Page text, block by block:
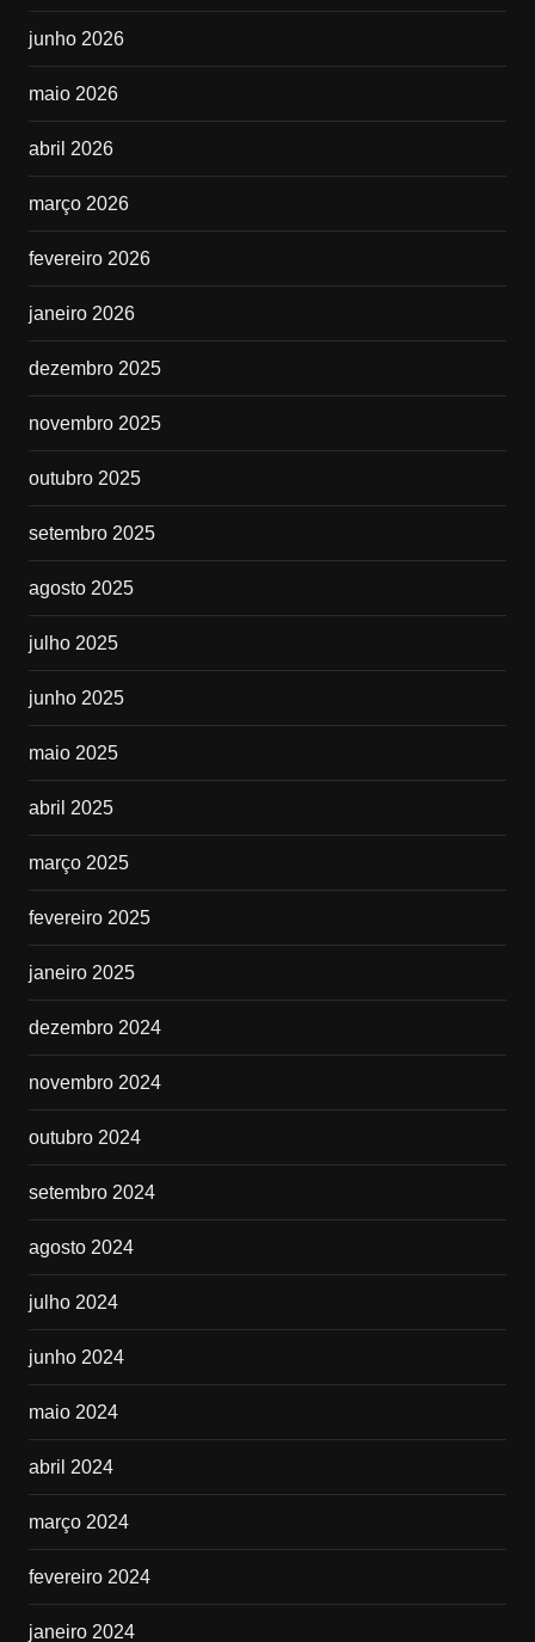
junho 2026
maio 2026
abril 2026
março 2026
fevereiro 2026
janeiro 2026
dezembro 2025
novembro 2025
outubro 2025
setembro 2025
agosto 2025
julho 2025
junho 2025
maio 2025
abril 2025
março 2025
fevereiro 2025
janeiro 2025
dezembro 2024
novembro 2024
outubro 2024
setembro 2024
agosto 2024
julho 2024
junho 2024
maio 2024
abril 2024
março 2024
fevereiro 2024
janeiro 2024